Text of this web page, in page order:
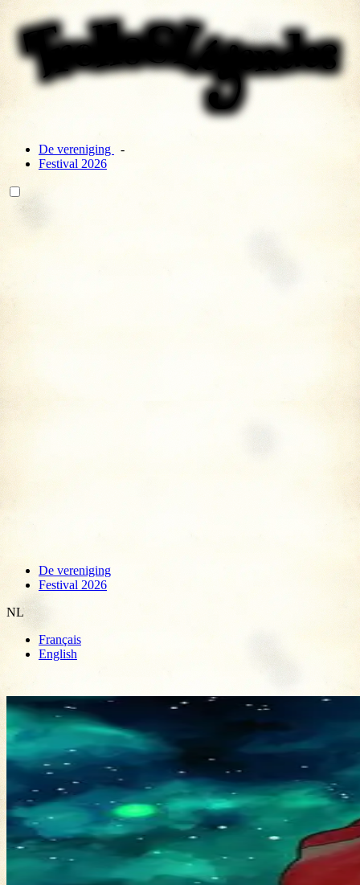
De vereniging
Festival 2026
De vereniging
Festival 2026
NL
Français
English